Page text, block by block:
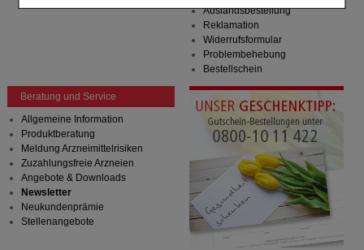
Einkaufserlebnis noch ansprechender zu gestalten,
beispielsweise für die Wiedererkennung des
Besuchers oder unsere Seite an bevorzugte
Verhaltensweisen (z.B. Spracheinstellung)
anzupassen. Komfort-Cookies ermöglichen es uns
anzuzeigen und unser Partnerprogramm zu
betreiben.
Statistik & Tracking:
Hierüber lassen sich
Informationen über die Art und Weise der Nutzung
unserer Website sammeln, mit deren Hilfe wir unsere
Website weiter für Sie optimieren können, den Inhalt
auf unserer Website aber auch die Werbung auf
Drittseiten möglichst relevant für Sie zu gestalten.
Bitte beachten Sie, dass Daten hierfür teilweise an
Dritte wie z.B. Google oder soziale Medien
Auslandsbestellung
Reklamation
Widerrufsformular
Problembehebung
Bestellschein
Beratung und Service
Allgemeine Information
Produktberatung
Meldung Arzneimittelrisiken
Zuzahlungsfreie Arzneien
Angebote & Downloads
Newsletter
Neukundenprämie
Stellenangebote